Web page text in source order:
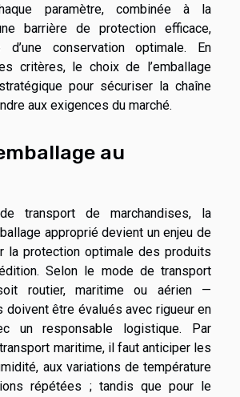
paramètre, combinée à la
barrière de protection efficace,
conservation optimale. En
critères, le choix de l’emballage
pour sécuriser la chaîne
aux exigences du marché.
au
transport de marchandises, la
approprié devient un enjeu de
la protection optimale des produits
Selon le mode de transport
routier, maritime ou aérien —
être évalués avec rigueur en
un responsable logistique. Par
maritime, il faut anticiper les
aux variations de température
répétées ; tandis que pour le